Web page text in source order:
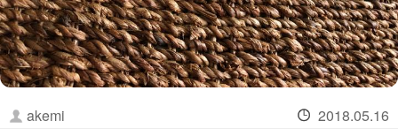
akemi
2018.05.16